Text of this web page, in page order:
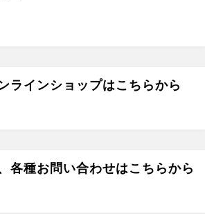
ラインショップはこちらから
各種お問い合わせはこちらから